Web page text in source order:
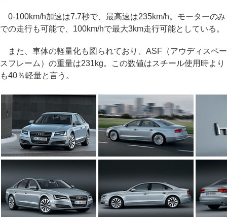
0-100km/h加速は7.7秒で、最高速は235km/h。モーターのみ
での走行も可能で、100km/hで最大3km走行可能としている。
また、車体の軽量化も図られており、ASF（アウディスペー
スフレーム）の重量は231kg。この数値はスチール使用時より
も40％軽量と言う。